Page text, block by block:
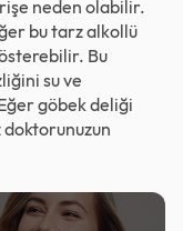
neden olabilir.
bu tarz alkollü
Bu
su ve
göbek deliği
doktorunuzun